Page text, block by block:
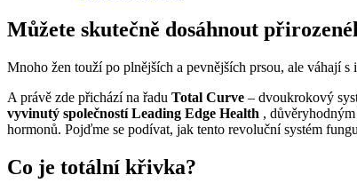
Můžete skutečně dosáhnout
Mnoho žen touží po plnějších a pevnějších prsou, ale váhají
A právě zde přichází na řadu Total Curve – dvoukrokový
vyvinutý společnostíLeading Edge Health ,
hormonů. Pojďme se podívat, jak tento revoluční systém
Co je totální křivka?